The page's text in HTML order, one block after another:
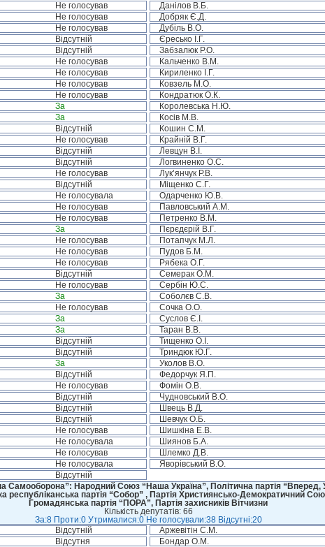
Не голосував Данілов В.Б.
Не голосував Добряк Є.Д.
Не голосував Дубіль В.О.
Відсутній Єресько І.Г.
Відсутній Забзалюк Р.О.
Не голосував Кальченко В.М.
Не голосував Кириленко І.Г.
Не голосував Ковзель М.О.
Не голосував Кондратюк О.К.
За Королевська Н.Ю.
За Косів М.В.
Відсутній Кошин С.М.
Не голосував Крайній В.Г.
Відсутній Левцун В.І.
Відсутній Логвиненко О.С.
Не голосував Лук’янчук Р.В.
Відсутній Міщенко С.Г.
Не голосувала Одарченко Ю.В.
Не голосував Павловський А.М.
Не голосував Петренко В.М.
За Пєрєдєрій В.Г.
Не голосував Потапчук М.Л.
Не голосував Пудов Б.М.
Не голосував Рябека О.Г.
Відсутній Семерак О.М.
Не голосував Сербін Ю.С.
За Соболєв С.В.
Не голосував Сочка О.О.
За Суслов Є.І.
За Таран В.В.
Відсутній Тищенко О.І.
Відсутній Триндюк Ю.Г.
За Уколов В.О.
Відсутній Федорчук Я.П.
Не голосував Фомін О.В.
Відсутній Чудновський В.О.
Відсутній Швець В.Д.
Відсутній Шевчук О.Б.
Не голосував Шишкіна Е.В.
Не голосувала Шиянов Б.А.
Не голосував Шлемко Д.В.
Не голосувала Яворівський В.О.
Відсутній
Самооборона”: Народний Союз “Наша Україна”, Політична партія “Вперед,
республіканська партія “Собор” , Партія Християнсько-Демократичний
Громадянська партія “ПОРА”, Партія захисників Вітчизни
Кількість депутатів: 66
За:8 Проти:0 Утрималися:0 Не голосували:38 Відсутні:20
Відсутній Аржевітін С.М.
Відсутня Бондар О.М.